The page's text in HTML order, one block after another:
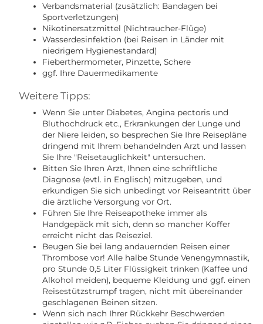
Verbandsmaterial (zusätzlich: Bandagen bei
Sportverletzungen)
Nikotinersatzmittel (Nichtraucher-Flüge)
Wasserdesinfektion (bei Reisen in Länder mit
niedrigem Hygienestandard)
Fieberthermometer, Pinzette, Schere
ggf. Ihre Dauermedikamente
Weitere Tipps:
Wenn Sie unter Diabetes, Angina pectoris und
Bluthochdruck etc., Erkrankungen der Lunge und
der Niere leiden, so besprechen Sie Ihre Reisepläne
dringend mit Ihrem behandelnden Arzt und lassen
Sie Ihre "Reisetauglichkeit" untersuchen.
Bitten Sie Ihren Arzt, Ihnen eine schriftliche
Diagnose (evtl. in Englisch) mitzugeben, und
erkundigen Sie sich unbedingt vor Reiseantritt über
die ärztliche Versorgung vor Ort.
Führen Sie Ihre Reiseapotheke immer als
Handgepäck mit sich, denn so mancher Koffer
erreicht nicht das Reiseziel.
Beugen Sie bei lang andauernden Reisen einer
Thrombose vor! Alle halbe Stunde Venengymnastik,
pro Stunde 0,5 Liter Flüssigkeit trinken (Kaffee und
Alkohol meiden), bequeme Kleidung und ggf. einen
Reisestützstrumpf tragen, nicht mit übereinander
geschlagenen Beinen sitzen.
Wenn sich nach Ihrer Rückkehr Beschwerden